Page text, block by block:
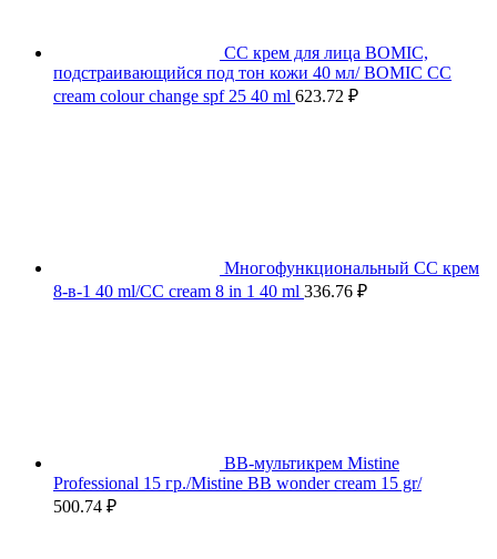
СС крем для лица BOMIC,
подстраивающийся под тон кожи 40 мл/ BOMIC CC
cream colour change spf 25 40 ml 623.72 ₽
Многофункциональный СС крем
8-в-1 40 ml/CC cream 8 in 1 40 ml 336.76 ₽
BB-мультикрем Mistine
Professional 15 гр./Mistine BB wonder cream 15 gr/
500.74 ₽